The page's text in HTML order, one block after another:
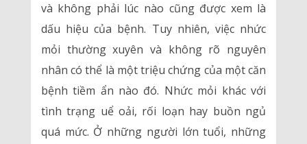
và không phải lúc nào cũng được xem là
dấu hiệu của bệnh. Tuy nhiên, việc nhức
mỏi thường xuyên và không rõ nguyên
nhân có thể là một triệu chứng của một căn
bệnh tiềm ẩn nào đó. Nhức mỏi khác với
tình trạng uể oải, rối loạn hay buồn ngủ
quá mức. Ở những người lớn tuổi, những